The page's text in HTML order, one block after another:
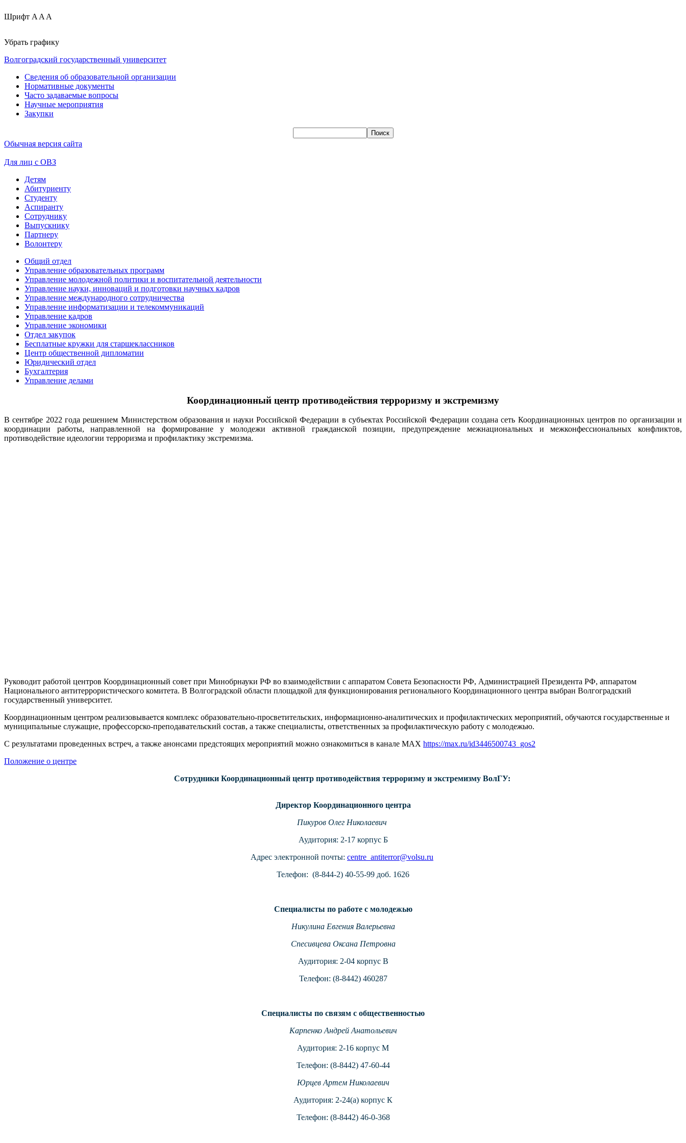
Шрифт A A A
Убрать графику
Волгоградский государственный университет
Сведения об образовательной организации
Нормативные документы
Часто задаваемые вопросы
Научные мероприятия
Закупки
Обычная версия сайта
Для лиц с ОВЗ
Детям
Абитуриенту
Студенту
Аспиранту
Сотруднику
Выпускнику
Партнеру
Волонтеру
Общий отдел
Управление образовательных программ
Управление молодежной политики и воспитательной деятельности
Управление науки, инноваций и подготовки научных кадров
Управление международного сотрудничества
Управление информатизации и телекоммуникаций
Управление кадров
Управление экономики
Отдел закупок
Бесплатные кружки для старшеклассников
Центр общественной дипломатии
Юридический отдел
Бухгалтерия
Управление делами
Координационный центр противодействия терроризму и экстремизму
В сентябре 2022 года решением Министерством образования и науки Российской Федерации в субъектах Российской Федерации создана сеть Координационных центров по организации и
координации работы, направленной на формирование у молодежи активной гражданской позиции, предупреждение межнациональных и межконфессиональных конфликтов,
противодействие идеологии терроризма и профилактику экстремизма.
Руководит работой центров Координационный совет при Минобрнауки РФ во взаимодействии с аппаратом Совета Безопасности РФ, Администрацией Президента РФ, аппаратом
Национального антитеррористического комитета. В Волгоградской области площадкой для функционирования регионального Координационного центра выбран Волгоградский
государственный университет.
Координационным центром реализовывается комплекс образовательно-просветительских, информационно-аналитических и профилактических мероприятий, обучаются государственные и
муниципальные служащие, профессорско-преподавательский состав, а также специалисты, ответственных за профилактическую работу с молодежью.
С результатами проведенных встреч, а также анонсами предстоящих мероприятий можно ознакомиться в канале MAX https://max.ru/id3446500743_gos2
Положение о центре
Сотрудники Координационный центр противодействия терроризму и экстремизму ВолГУ:
Директор Координационного центра
Пикуров Олег Николаевич
Аудитория: 2-17 корпус Б
Адрес электронной почты: centre_antiterror@volsu.ru
Телефон: (8-844-2) 40-55-99 доб. 1626
Специалисты по работе с молодежью
Никулина Евгения Валерьевна
Спесивцева Оксана Петровна
Аудитория: 2-04 корпус В
Телефон: (8-8442) 460287
Специалисты по связям с общественностью
Карпенко Андрей Анатольевич
Аудитория: 2-16 корпус М
Телефон: (8-8442) 47-60-44
Юрцев Артем Николаевич
Аудитория: 2-24(а) корпус К
Телефон: (8-8442) 46-0-368